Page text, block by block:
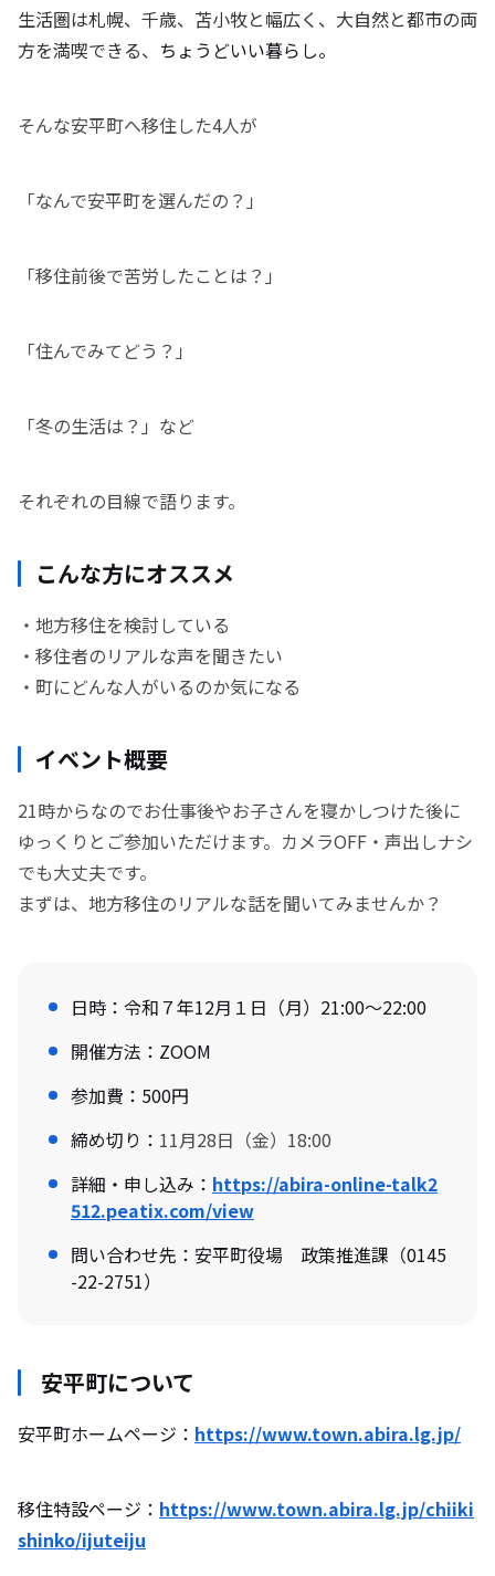
生活圏は札幌、千歳、苫小牧と幅広く、大自然と都市の両
方を満喫できる、 ちょうどいい暮らし。
そんな安平町へ移住した4人が
「なんで安平町を選んだの？」
「移住前後で苦労したことは？」
「住んでみてどう？」
「冬の生活は？」など
それぞれの目線で語ります。
こんな方にオススメ
・地方移住を検討している
・移住者のリアルな声を聞きたい
・町にどんな人がいるのか気になる
イベント概要
21時からなのでお仕事後やお子さんを寝かしつけた後に
ゆっくりとご参加いただけます。カメラOFF・声出しナシ
でも大丈夫です。
まずは、地方移住のリアルな話を聞いてみませんか？
日時：令和７年12月１日（月）21:00～22:00
開催方法：ZOOM
参加費：500円
締め切り： 11月28日（金）18:00
詳細・申し込み： https://abira-online-talk2
512.peatix.com/view
問い合わせ先：安平町役場 政策推進課（0145
-22-2751）
安平町について
安平町ホームページ： https://www.town.abira.lg.jp/
移住特設ページ： https://www.town.abira.lg.jp/chiiki
shinko/ijuteiju